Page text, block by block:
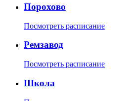
Порохово
Посмотреть расписание
Ремзавод
Посмотреть расписание
Школа